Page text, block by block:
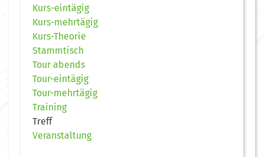
Kurs-eintägig
Kurs-mehrtägig
Kurs-Theorie
Stammtisch
Tour abends
Tour-eintägig
Tour-mehrtägig
Training
Treff
Veranstaltung